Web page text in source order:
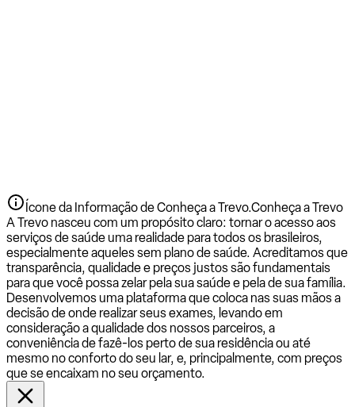
Ícone da Informação de Conheça a Trevo.Conheça a Trevo
A Trevo nasceu com um propósito claro: tornar o acesso aos
serviços de saúde uma realidade para todos os brasileiros,
especialmente aqueles sem plano de saúde. Acreditamos que
transparência, qualidade e preços justos são fundamentais
para que você possa zelar pela sua saúde e pela de sua família.
Desenvolvemos uma plataforma que coloca nas suas mãos a
decisão de onde realizar seus exames, levando em
consideração a qualidade dos nossos parceiros, a
conveniência de fazê-los perto de sua residência ou até
mesmo no conforto do seu lar, e, principalmente, com preços
que se encaixam no seu orçamento.